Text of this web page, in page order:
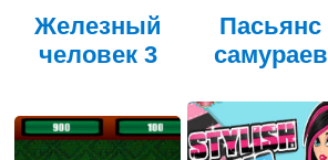
Железный
человек 3
Пасьянс
самураев